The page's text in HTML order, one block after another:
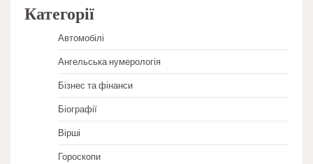
Категорії
Автомобілі
Ангельська нумерологія
Бізнес та фінанси
Біографії
Вірші
Гороскопи